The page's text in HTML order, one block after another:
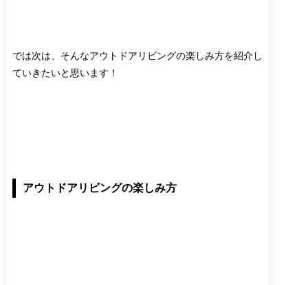
では次は、そんなアウトドアリビングの楽しみ方を紹介し
ていきたいと思います！
アウトドアリビングの楽しみ方